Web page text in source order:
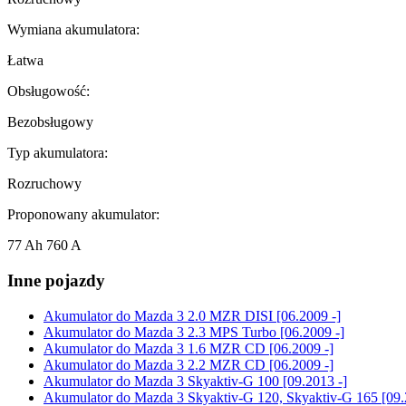
Wymiana akumulatora:
Łatwa
Obsługowość:
Bezobsługowy
Typ akumulatora:
Rozruchowy
Proponowany akumulator:
77 Ah 760 A
Inne pojazdy
Akumulator do Mazda 3 2.0 MZR DISI [06.2009 -]
Akumulator do Mazda 3 2.3 MPS Turbo [06.2009 -]
Akumulator do Mazda 3 1.6 MZR CD [06.2009 -]
Akumulator do Mazda 3 2.2 MZR CD [06.2009 -]
Akumulator do Mazda 3 Skyaktiv-G 100 [09.2013 -]
Akumulator do Mazda 3 Skyaktiv-G 120, Skyaktiv-G 165